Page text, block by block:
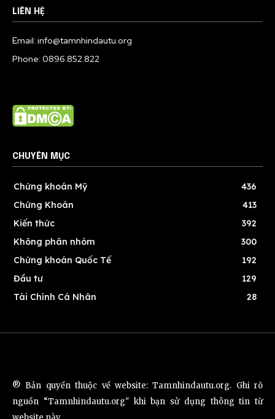
LIÊN HỆ
Email: info@tamnhindautu.org
Phone: 0896.852.822
CHUYÊN MỤC
Chứng khoán Mỹ
436
Chứng Khoán
413
Kiến thức
392
Không phân nhóm
300
Chứng khoán Quốc Tế
192
Đầu tư
129
Tài Chính Cá Nhân
28
® Bản quyền thuộc về website: Tamnhindautu.org. Ghi rõ
nguồn “Tamnhindautu.org" khi bạn sử dụng thông tin từ